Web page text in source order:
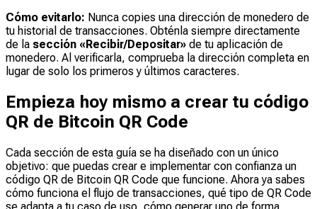
Cómo evitarlo: Nunca copies una dirección de monedero de
tu historial de transacciones. Obténla siempre directamente
de la sección «Recibir/Depositar» de tu aplicación de
monedero. Al verificarla, comprueba la dirección completa en
lugar de solo los primeros y últimos caracteres.
Empieza hoy mismo a crear tu código
QR de Bitcoin QR Code
Cada sección de esta guía se ha diseñado con un único
objetivo: que puedas crear e implementar con confianza un
código QR de Bitcoin QR Code que funcione. Ahora ya sabes
cómo funciona el flujo de transacciones, qué tipo de QR Code